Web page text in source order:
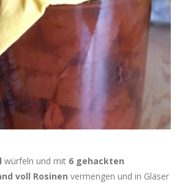
würfeln und mit 6 gehackten
voll Rosinen vermengen und in Gläser